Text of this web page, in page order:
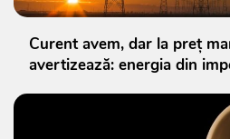
Curent avem, dar la preț
avertizează: energia din